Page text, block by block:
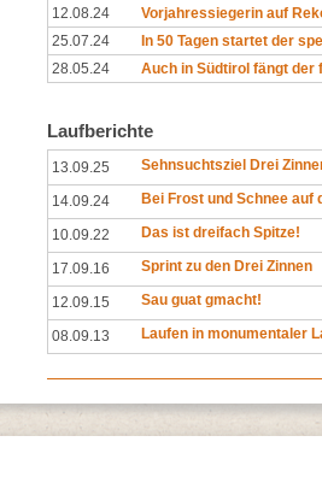
12.08.24
Vorjahressiegerin auf
25.07.24
In 50 Tagen startet der
28.05.24
Auch in Südtirol fängt der
Laufberichte
13.09.25 Sehnsuchtsziel Drei
14.09.24 Bei Frost und Schnee auf
10.09.22 Das ist dreifach Spitze!
17.09.16 Sprint zu den Drei Zinnen
12.09.15 Sau guat gmacht!
08.09.13 Laufen in monumentaler